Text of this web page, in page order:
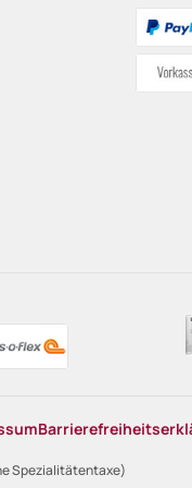
Spezialitätentaxe)